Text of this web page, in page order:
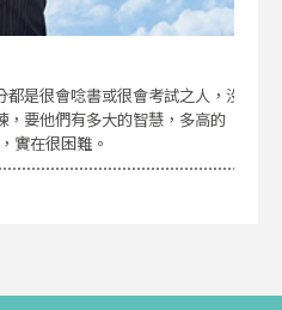
是很會唸書或很會考試之人，沒
要他們有多大的智慧，多高的
實在很困難。